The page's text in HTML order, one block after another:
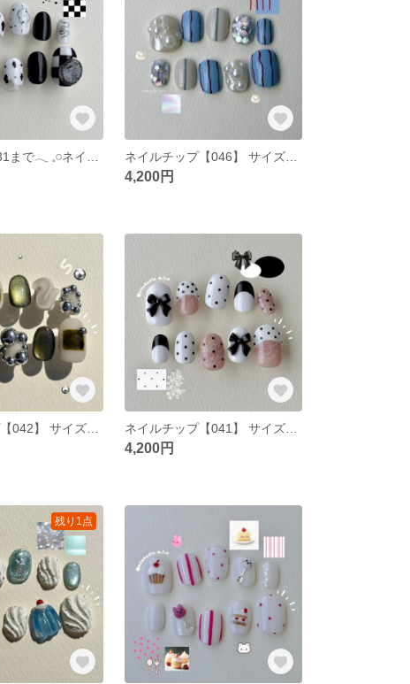
4,200円
4,200円
残り1点